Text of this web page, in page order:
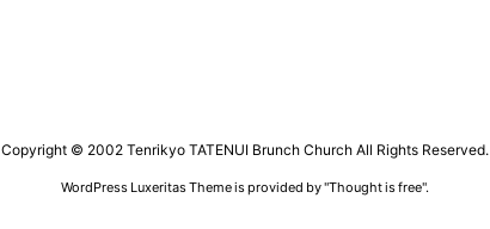
Copyright © 2002 Tenrikyo TATENUI Brunch Church All Rights Reserved.
WordPress Luxeritas Theme is provided by "Thought is free".